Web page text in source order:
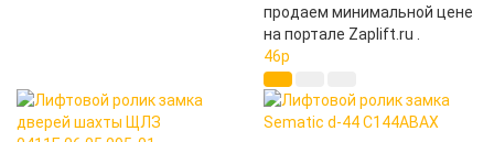
продаем минимальной цене
на портале Zaplift.ru .
46p